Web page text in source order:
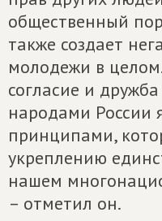
общественный
также создает
молодежи в
согласие и
народами России
принципами,
укреплению
нашем
– отметил он.